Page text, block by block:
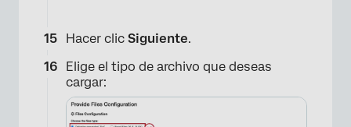
Hacer clic Siguiente.
Elige el tipo de archivo que deseas
cargar: